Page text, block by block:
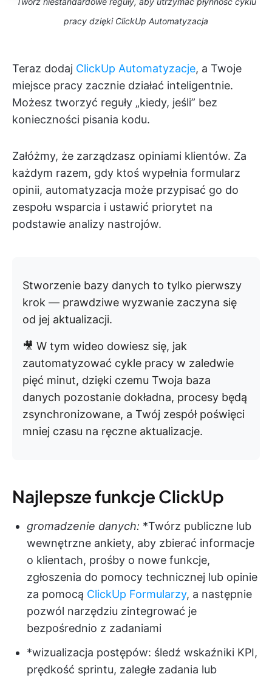
pracy dzięki ClickUp Automatyzacja
Teraz dodaj ClickUp Automatyzacje, a Twoje
miejsce pracy zacznie działać inteligentnie.
Możesz tworzyć reguły „kiedy, jeśli” bez
konieczności pisania kodu.
Załóżmy, że zarządzasz opiniami klientów. Za
każdym razem, gdy ktoś wypełnia formularz
opinii, automatyzacja może przypisać go do
zespołu wsparcia i ustawić priorytet na
podstawie analizy nastrojów.
Stworzenie bazy danych to tylko pierwszy
krok — prawdziwe wyzwanie zaczyna się
od jej aktualizacji.
🎥 W tym wideo dowiesz się, jak
zautomatyzować cykle pracy w zaledwie
pięć minut, dzięki czemu Twoja baza
danych pozostanie dokładna, procesy będą
zsynchronizowane, a Twój zespół poświęci
mniej czasu na ręczne aktualizacje.
Najlepsze funkcje ClickUp
gromadzenie danych: *Twórz publiczne lub
wewnętrzne ankiety, aby zbierać informacje
o klientach, prośby o nowe funkcje,
zgłoszenia do pomocy technicznej lub opinie
za pomocą ClickUp Formularzy, a następnie
pozwól narzędziu zintegrować je
bezpośrednio z zadaniami
*wizualizacja postępów: śledź wskaźniki KPI,
prędkość sprintu, zaległe zadania lub